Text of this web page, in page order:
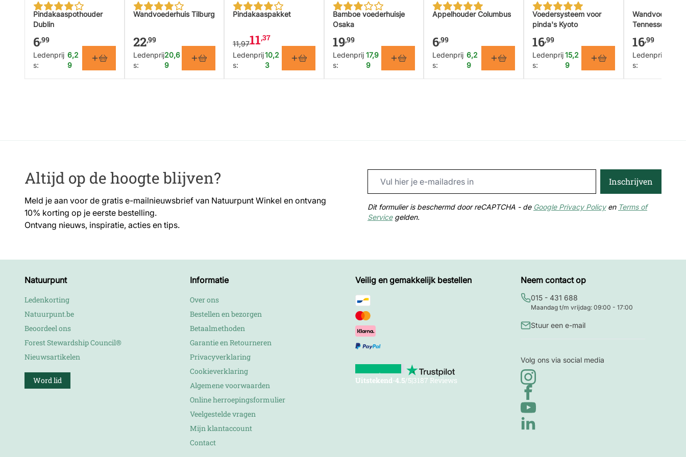
Pindakaaspothouder
Dublin
6,99
Ledenprij
s:
6,2
9
Wandvoederhuis Tilburg
22,99
Ledenprij
s:
20,6
9
Pindakaaspakket
The price depends on the options chosen on the product page
11,9711,37
Ledenprij
s:
10,2
3
Bamboe voederhuisje
Osaka
19,99
Ledenprij
s:
17,9
9
Appelhouder Columbus
6,99
Ledenprij
s:
6,2
9
Voedersysteem voor
pinda's Kyoto
16,99
Ledenprij
s:
15,2
9
Tennessee
16,99
Ledenprij
s:
Altijd op de hoogte blijven?
Meld je aan voor de gratis e-mailnieuwsbrief van Natuurpunt Winkel en ontvang
10% korting op je eerste bestelling.
Ontvang nieuws, inspiratie, acties en tips.
Inschrijven
Dit formulier is beschermd door reCAPTCHA - de Google Privacy Policyen Terms of
Servicegelden.
Natuurpunt
Ledenkorting
Natuurpunt.be
Beoordeel ons
Forest Stewardship Council®
Nieuwsartikelen
Word lid
Informatie
Over ons
Bestellen en bezorgen
Betaalmethoden
Garantie en Retourneren
Privacyverklaring
Cookieverklaring
Algemene voorwaarden
Online herroepingsformulier
Veelgestelde vragen
Mijn klantaccount
Contact
Veilig en gemakkelijk bestellen
Uitstekend-4.5/5|3187 Reviews
Neem contact op
015 - 431 688
Maandag t/m vrijdag: 09:00 - 17:00
Stuur een e-mail
Volg ons via social media